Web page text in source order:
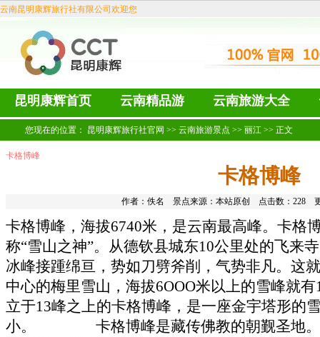
云南昆明康辉旅行社有限公司欢迎您
昆明康辉首页 云南精品游 云南旅游大全
您现在的位置： 昆明康辉旅行社官网 >> 云南旅游景点 >> 丽江 >> 正文
卡格博峰
卡格博峰
作者：佚名 景点来源：本站原创 点击数： 228
卡格博峰，海拔6740米，是云南最高峰。卡格
称“雪山之神”。从德钦县城东10公里处的飞来
冰峰接踵绵亘，势如刀劈斧削，气势非凡。这
中心的梅里雪山 ，海拔6OOO米以上的雪峰就
立于13峰之上的卡格博峰，是一座金宇塔形的
小。 卡格博峰是藏传佛教的朝觐圣地。